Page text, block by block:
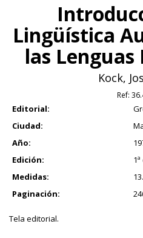
Lingüística
las Lenguas
Kock,
Ref:
Editorial:
Ciudad:
Año:
Edición:
Medidas:
Paginación:
Tela editorial.